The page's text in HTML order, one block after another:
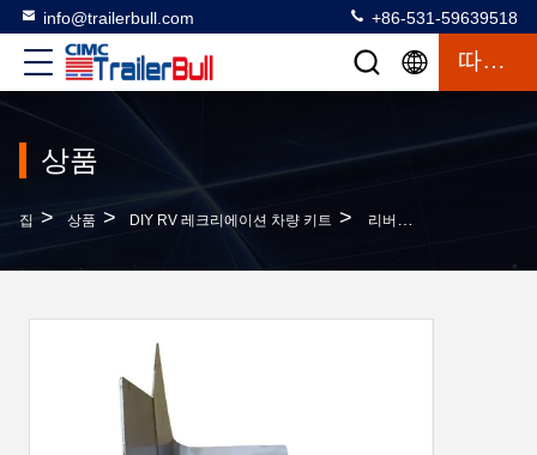
info@trailerbull.com +86-531-59639518
따옴표
상품
집 > 상품 > DIY RV 레크리에이션 차량 키트 > 리버트 및 접착기 설치 SS304 엑스페디션 트럭 RV 캠퍼용 코너 커버